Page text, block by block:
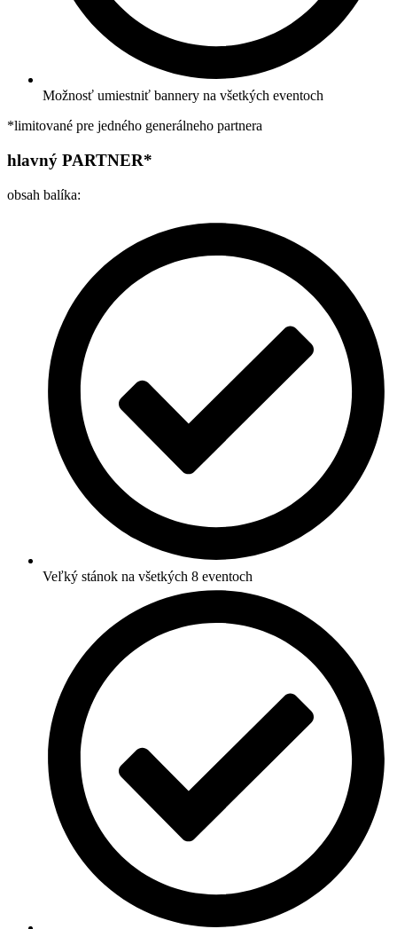
Možnosť umiestniť bannery na všetkých eventoch
*limitované pre jedného generálneho partnera
hlavný PARTNER*
obsah balíka:
Veľký stánok na všetkých 8 eventoch